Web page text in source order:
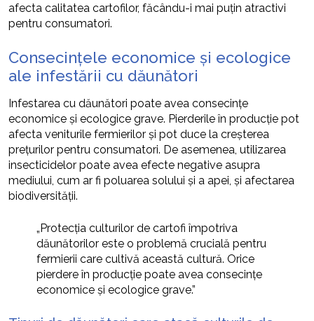
afecta calitatea cartofilor, făcându-i mai puțin atractivi
pentru consumatori.
Consecințele economice și ecologice
ale infestării cu dăunători
Infestarea cu dăunători poate avea consecințe
economice și ecologice grave. Pierderile în producție pot
afecta veniturile fermierilor și pot duce la creșterea
prețurilor pentru consumatori. De asemenea, utilizarea
insecticidelor poate avea efecte negative asupra
mediului, cum ar fi poluarea solului și a apei, și afectarea
biodiversității.
„Protecția culturilor de cartofi împotriva
dăunătorilor este o problemă crucială pentru
fermierii care cultivă această cultură. Orice
pierdere în producție poate avea consecințe
economice și ecologice grave.”